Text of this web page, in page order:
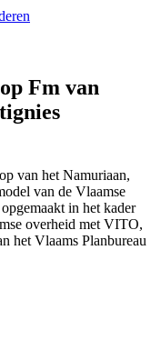
Fm van
van het Namuriaan,
van de Vlaamse
in het kader
overheid met VITO,
het Vlaams Planbureau